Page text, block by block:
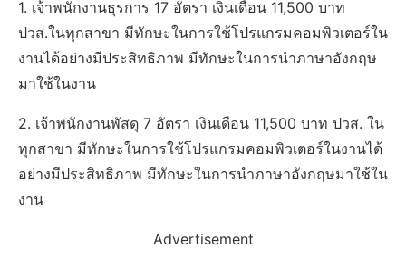
1. เจ้าพนักงานธุรการ 17 อัตรา เงินเดือน 11,500 บาท
ปวส.ในทุกสาขา มีทักษะในการใช้โปรแกรมคอมพิวเตอร์ใน
งานได้อย่างมีประสิทธิภาพ มีทักษะในการนําภาษาอังกฤษ
มาใช้ในงาน
2. เจ้าพนักงานพัสดุ 7 อัตรา เงินเดือน 11,500 บาท ปวส. ใน
ทุกสาขา มีทักษะในการใช้โปรแกรมคอมพิวเตอร์ในงานได้
อย่างมีประสิทธิภาพ มีทักษะในการนําภาษาอังกฤษมาใช้ใน
งาน
Advertisement